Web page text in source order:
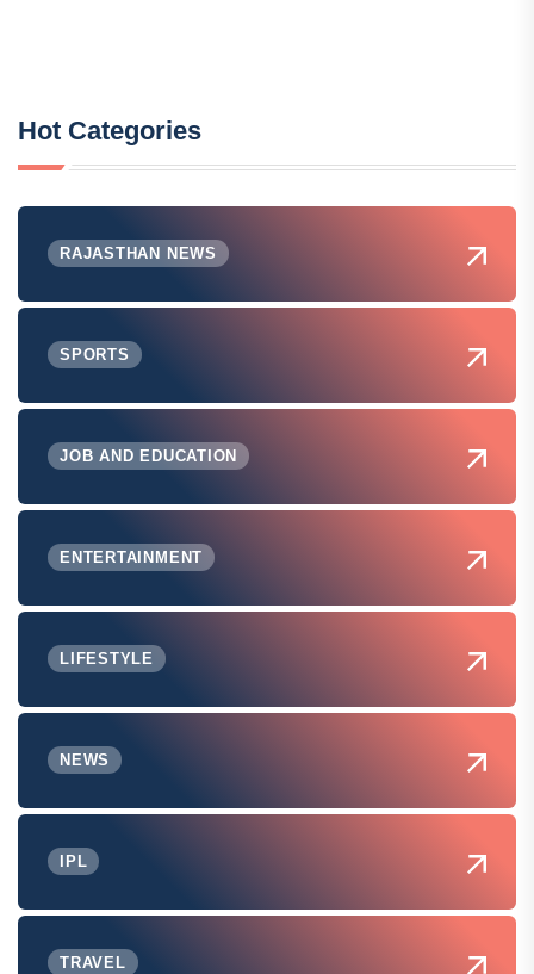
Hot Categories
RAJASTHAN NEWS
SPORTS
JOB AND EDUCATION
ENTERTAINMENT
LIFESTYLE
NEWS
IPL
TRAVEL